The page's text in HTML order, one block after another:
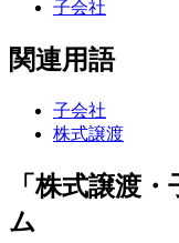
子会社
関連用語
子会社
株式譲渡
「株式譲渡
ム